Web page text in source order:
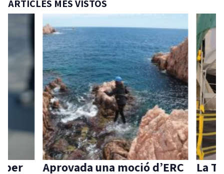
ARTICLES MÉS VISTOS
La
Aprovada una moció d’ERC